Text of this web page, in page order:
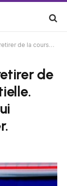
les démocrates qui pourraient le remplacer.
de